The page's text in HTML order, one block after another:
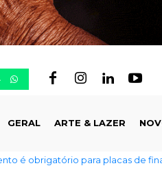
GERAL ARTE & LAZER
das famílias sobe para 82%,